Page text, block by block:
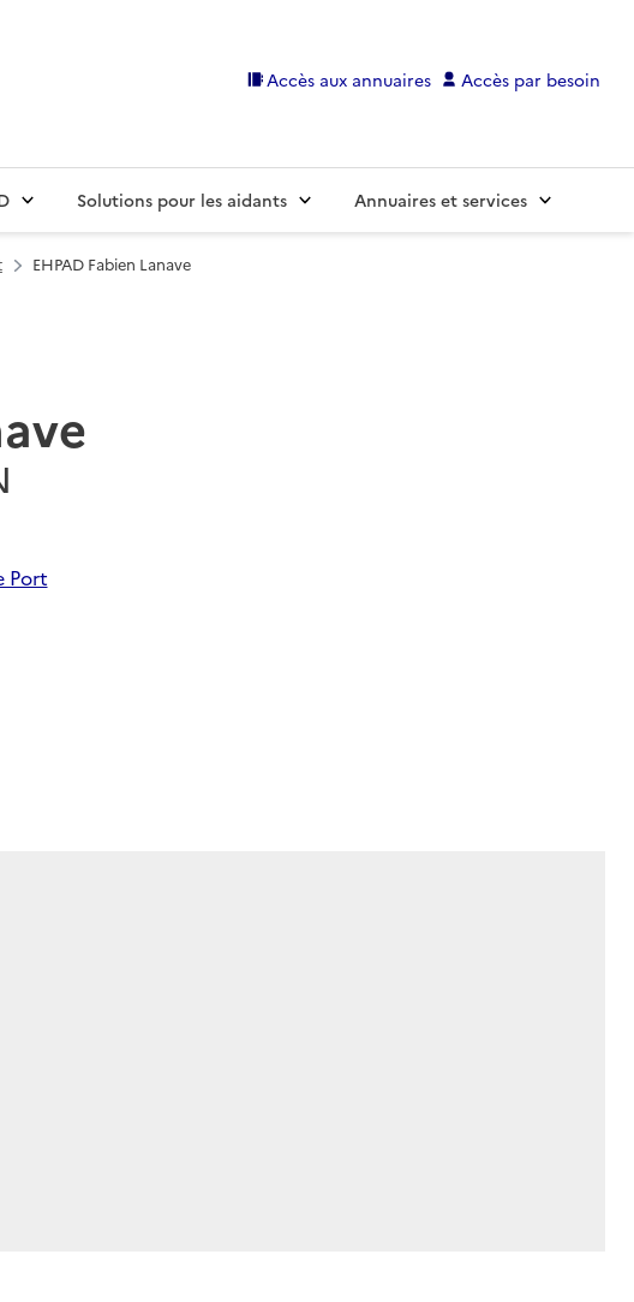
Accès aux annuaires Accès par besoin
Solutions pour les aidants Annuaires et services
EHPAD Fabien Lanave
Port